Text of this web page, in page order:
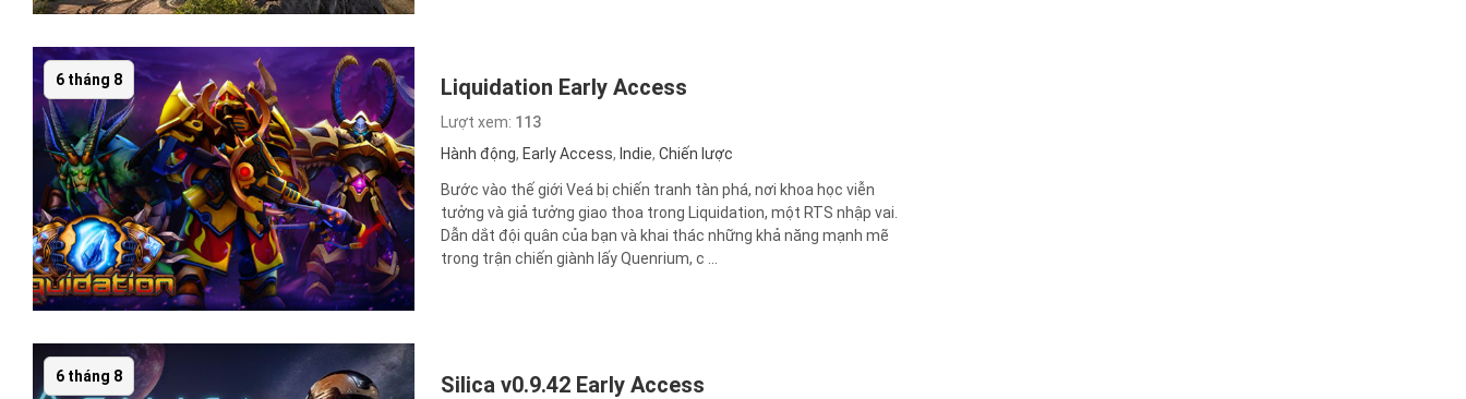
6 tháng 8 Liquidation Early Access
Lượt xem: 113
Hành động, Early Access, Indie, Chiến lược
Bước vào thế giới Veá bị chiến tranh tàn phá, nơi khoa học viễn
tưởng và giả tưởng giao thoa trong Liquidation, một RTS nhập vai.
Dẫn dắt đội quân của bạn và khai thác những khả năng mạnh mẽ
trong trận chiến giành lấy Quenrium, c ...
6 tháng 8 Silica v0.9.42 Early Access